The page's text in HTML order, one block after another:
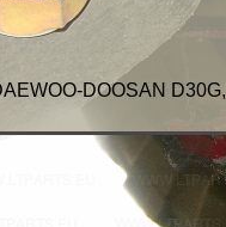
DOOSAN D30G,